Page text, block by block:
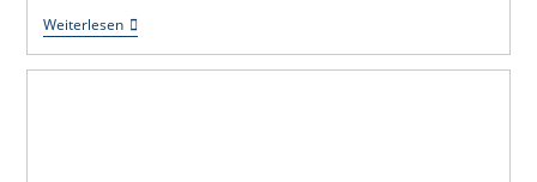
WeiterlesenUli
Hört